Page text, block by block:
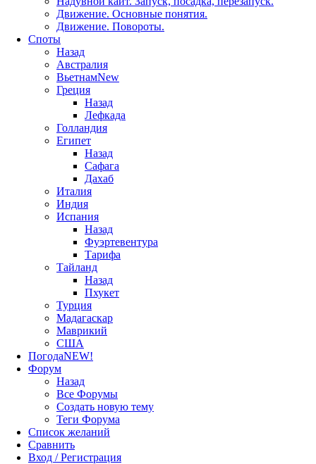
Движение. Основные понятия.
Движение. Повороты.
Споты
Назад
Австралия
ВьетнамNew
Греция
Назад
Лефкада
Голландия
Египет
Назад
Сафага
Дахаб
Италия
Индия
Испания
Назад
Фуэртевентура
Тарифа
Тайланд
Назад
Пхукет
Турция
Мадагаскар
Маврикий
США
ПогодаNEW!
Форум
Назад
Все Форумы
Создать новую тему
Теги Форума
Список желаний
Сравнить
Вход / Регистрация